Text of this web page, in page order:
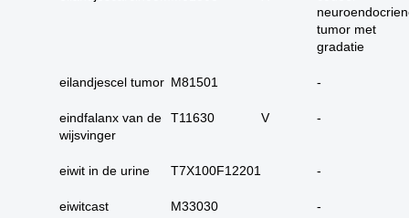
onbekend primair of
14. alle primaire
15. huid totaal
huidadnex-tumoren
tumor met
gradatie
eilandjescel tumor M81501 -
eindfalanx van de
wijsvinger
T11630 V -
eiwit in de urine T7X100F12201 -
eiwitcast M33030 -